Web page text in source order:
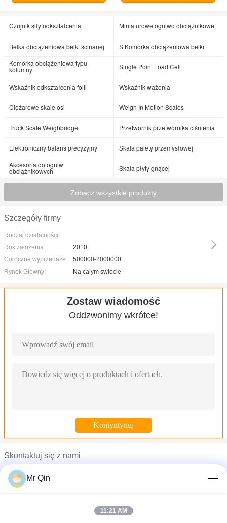
Czujnik siły odkształcenia Miniaturowe ogniwo obciążnikowe
Belka obciążeniowa belki ścinanej
S Komórka obciążeniowa belki
Komórka obciążeniowa typu
kolumny Single Point Load Cell
Wskaźnik odkształcenia folii Wskaźnik ważenia
Ciężarowe skale osi Weigh In Motion Scales
Truck Scale Weighbridge Przetwornik przetwornika ciśnienia
Elektroniczny balans precyzyjny
Skala palety przemysłowej
Akcesoria do ogniw
obciążnikowych Skala płyty gnącej
Zobacz wszystkie produkty
Szczegóły firmy
Rodzaj działalności:
Rok założenia:
2010
Coroczne wyprzedaże:
500000-2000000
Rynek Główny:
Na calym swiecie
Zostaw wiadomość
Oddzwonimy wkrótce!
Skontaktuj się z nami
Mr. Qin
Mr Qin
11:21 AM